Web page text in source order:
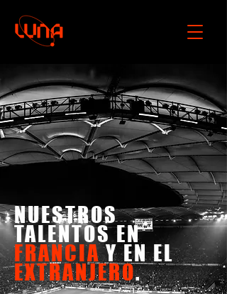
NUESTROS
TALENTOS EN
FRANCIAY EN EL
EXTRANJERO.